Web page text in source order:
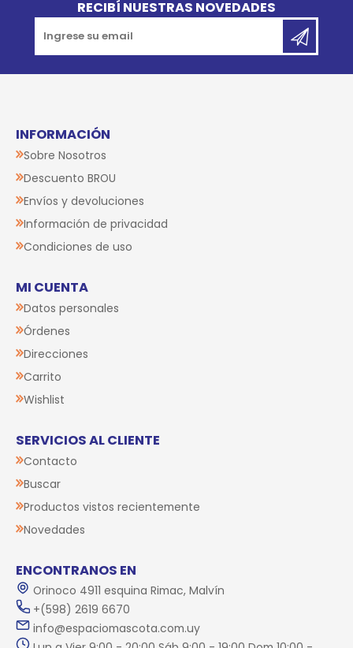
RECIBÍ NUESTRAS NOVEDADES
INFORMACIÓN
Sobre Nosotros
Descuento BROU
Envíos y devoluciones
Información de privacidad
Condiciones de uso
MI CUENTA
Datos personales
Órdenes
Direcciones
Carrito
Wishlist
SERVICIOS AL CLIENTE
Contacto
Buscar
Productos vistos recientemente
Novedades
ENCONTRANOS EN
Orinoco 4911 esquina Rimac, Malvín
+(598) 2619 6670
info@espaciomascota.com.uy